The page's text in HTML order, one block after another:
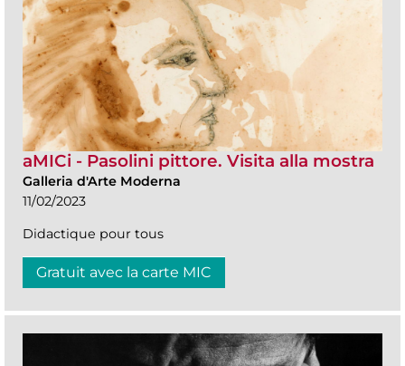
aMICi - Pasolini pittore. Visita alla mostra
Galleria d'Arte Moderna
11/02/2023
Didactique pour tous
Gratuit avec la carte MIC